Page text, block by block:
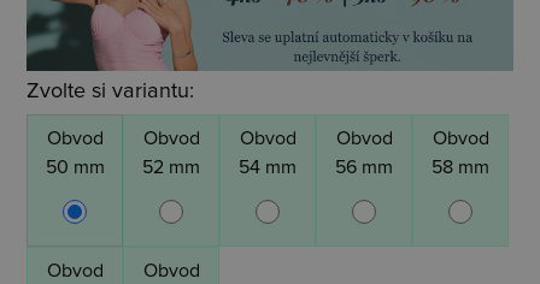
Zvolte si variantu:
Obvod
50 mm
Obvod
52 mm
Obvod
54 mm
Obvod
56 mm
Obvod
58 mm
Obvod
Obvod